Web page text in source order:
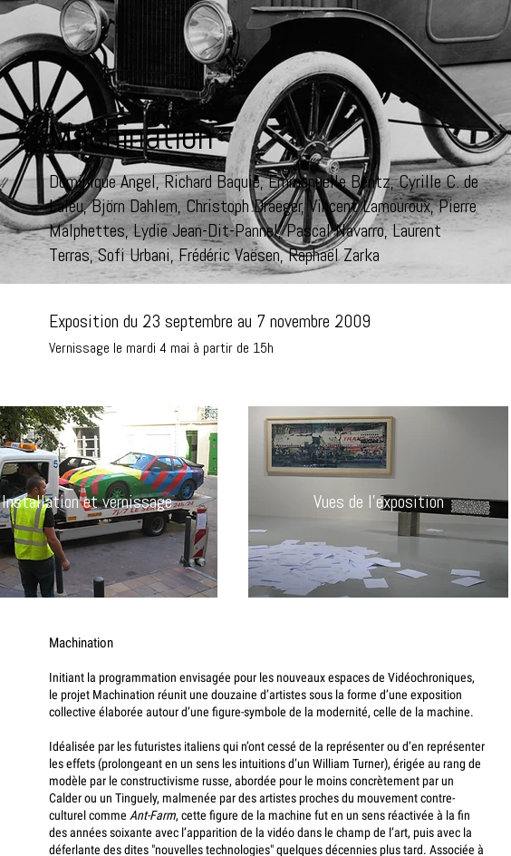
Machination
Dominique Angel, Richard Baquié, Emmanuelle Bentz, Cyrille C. de
Laleu, Björn Dahlem, Christoph Draeger, Vincent Lamouroux, Pierre
Malphettes, Lydie Jean-Dit-Pannel, Pascal Navarro, Laurent
Terras, Sofi Urbani, Frédéric Vaësen, Raphaël Zarka
Exposition du 23 septembre au 7 novembre 2009
Vernissage le mardi 4 mai à partir de 15h
Installation et vernissage Vues de l'exposition
Machination
Initiant la programmation envisagée pour les nouveaux espaces de Vidéochroniques,
le projet Machination réunit une douzaine d’artistes sous la forme d’une exposition
collective élaborée autour d’une figure-symbole de la modernité, celle de la machine.
Idéalisée par les futuristes italiens qui n’ont cessé de la représenter ou d’en représenter
les effets (prolongeant en un sens les intuitions d’un William Turner), érigée au rang de
modèle par le constructivisme russe, abordée pour le moins concrètement par un
Calder ou un Tinguely, malmenée par des artistes proches du mouvement contre-
culturel comme Ant-Farm, cette figure de la machine fut en un sens réactivée à la fin
des années soixante avec l’apparition de la vidéo dans le champ de l’art, puis avec la
déferlante des dites "nouvelles technologies" quelques décennies plus tard. Associée à